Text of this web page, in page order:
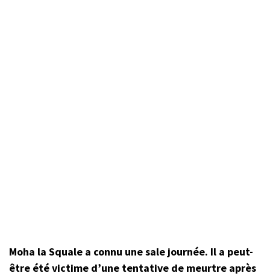
Moha la Squale a connu une sale journée. Il a peut-
être été victime d’une tentative de meurtre après